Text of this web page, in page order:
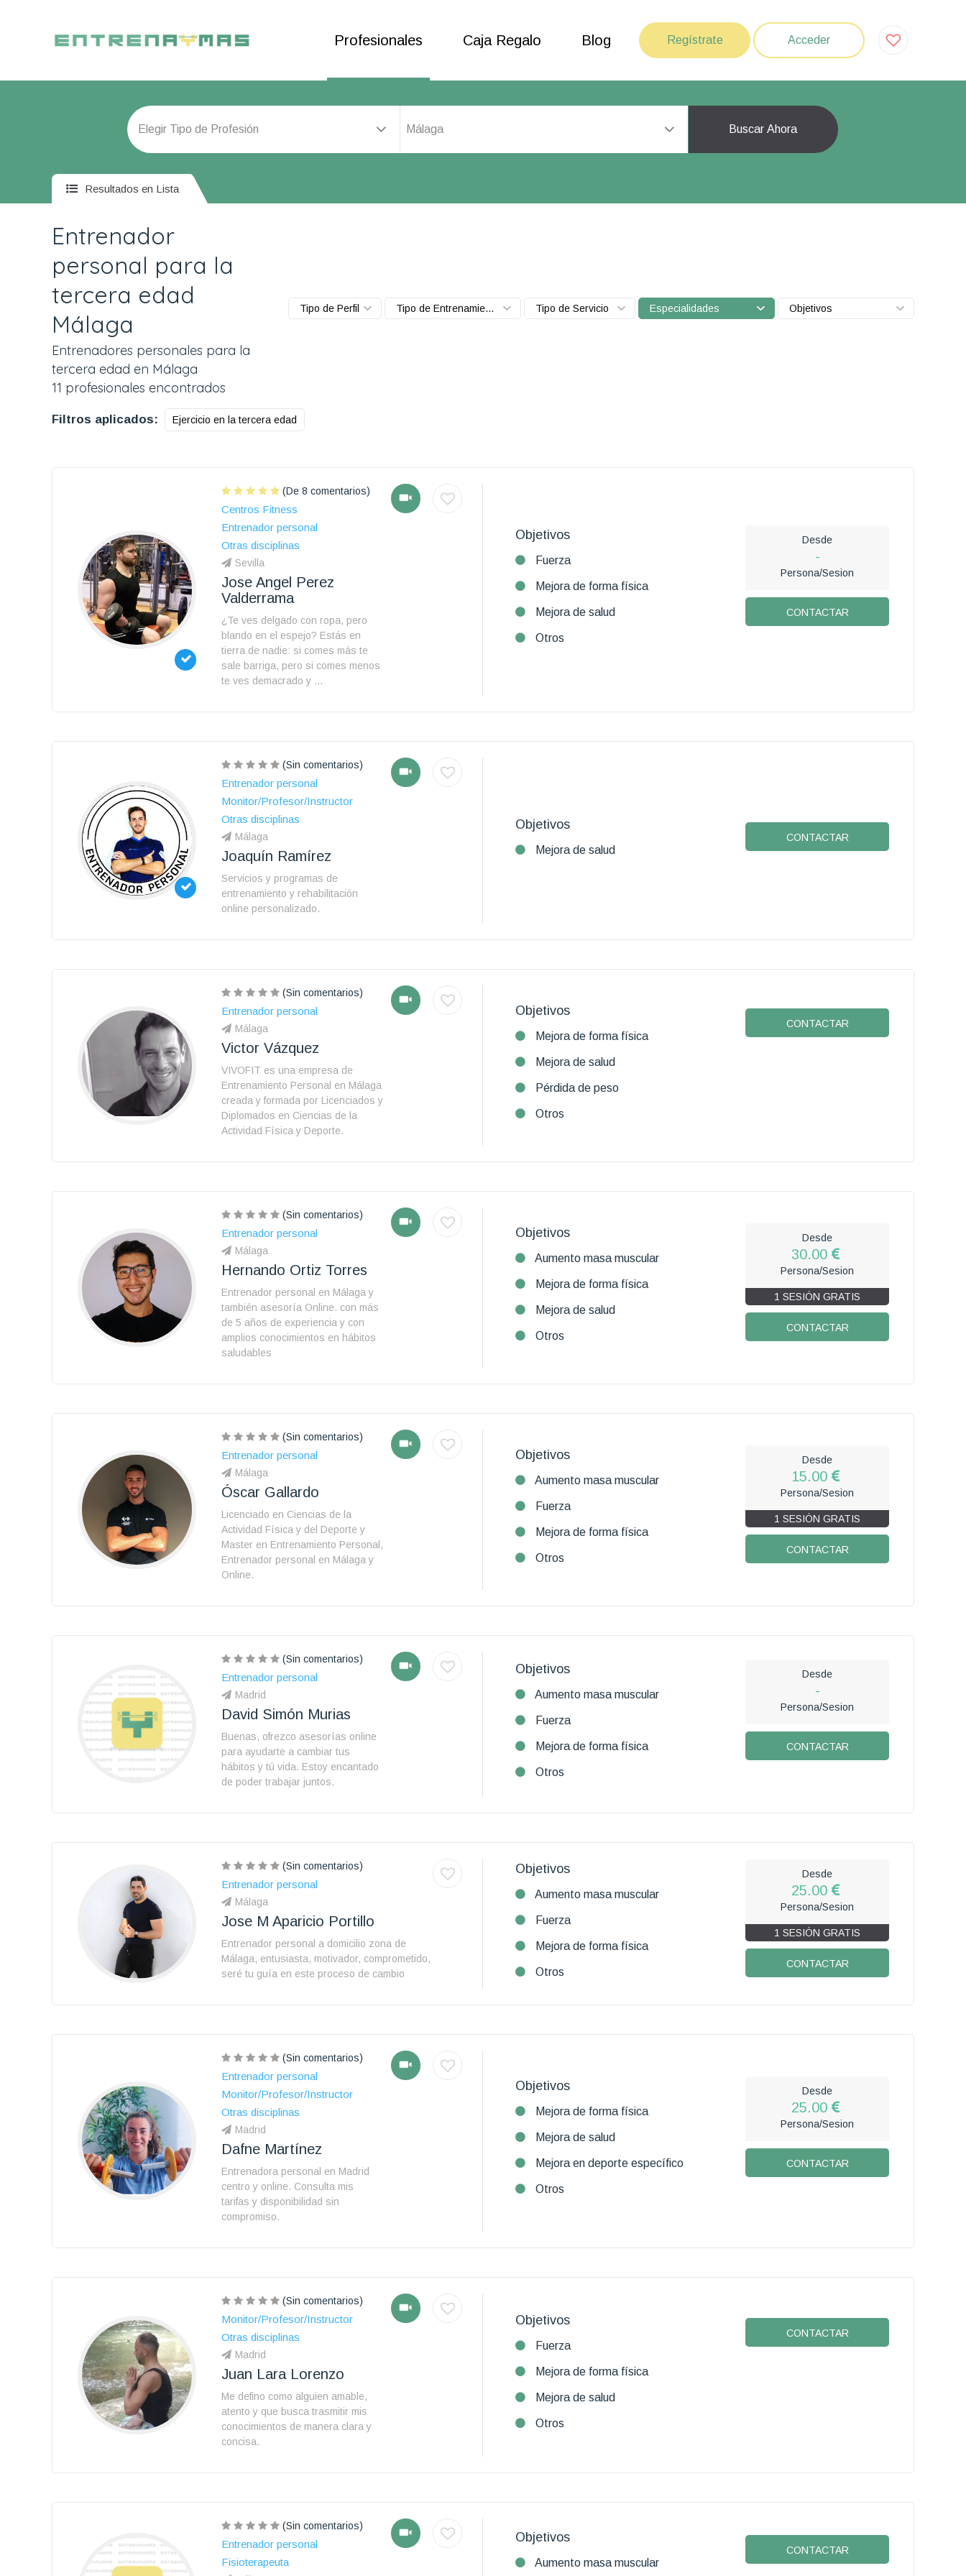
Profesionales Caja Regalo Blog Regístrate Acceder
Málaga Buscar Ahora
Resultados en Lista
Entrenador
personal para la
tercera edad
Málaga
Entrenadores personales para la
tercera edad en Málaga
11 profesionales encontrados
Tipo de Perfil Tipo de Entrenamiento Tipo de Servicio Especialidades Objetivos
Filtros aplicados: Ejercicio en la tercera edad
(De 8 comentarios)
Centros Fitness
Entrenador personal
Otras disciplinas
Sevilla
Jose Angel Perez
Valderrama
¿Te ves delgado con ropa, pero
blando en el espejo? Estás en
tierra de nadie: si comes más te
sale barriga, pero si comes menos
te ves demacrado y ...
Objetivos
Fuerza
Mejora de forma física
Mejora de salud
Otros
Desde
-
Persona/Sesion
CONTACTAR
(Sin comentarios)
Entrenador personal
Monitor/Profesor/Instructor
Otras disciplinas
Málaga
Joaquín Ramírez
Servicios y programas de
entrenamiento y rehabilitación
online personalizado.
Objetivos
Mejora de salud
CONTACTAR
(Sin comentarios)
Entrenador personal
Málaga
Victor Vázquez
VIVOFIT es una empresa de
Entrenamiento Personal en Málaga
creada y formada por Licenciados y
Diplomados en Ciencias de la
Actividad Física y Deporte.
Objetivos
Mejora de forma física
Mejora de salud
Pérdida de peso
Otros
CONTACTAR
(Sin comentarios)
Entrenador personal
Málaga
Hernando Ortiz Torres
Entrenador personal en Málaga y
también asesoría Online. con más
de 5 años de experiencia y con
amplios conocimientos en hábitos
saludables
Objetivos
Aumento masa muscular
Mejora de forma física
Mejora de salud
Otros
Desde
30.00
Persona/Sesion
1 SESIÓN GRATIS
CONTACTAR
(Sin comentarios)
Entrenador personal
Málaga
Óscar Gallardo
Licenciado en Ciencias de la
Actividad Física y del Deporte y
Master en Entrenamiento Personal,
Entrenador personal en Málaga y
Online.
Objetivos
Aumento masa muscular
Fuerza
Mejora de forma física
Otros
Desde
15.00
Persona/Sesion
1 SESIÓN GRATIS
CONTACTAR
(Sin comentarios)
Entrenador personal
Madrid
David Simón Murias
Buenas, ofrezco asesorías online
para ayudarte a cambiar tus
hábitos y tú vida. Estoy encantado
de poder trabajar juntos.
Objetivos
Aumento masa muscular
Fuerza
Mejora de forma física
Otros
Desde
-
Persona/Sesion
CONTACTAR
(Sin comentarios)
Entrenador personal
Málaga
Jose M Aparicio Portillo
Entrenador personal a domicilio zona de
Málaga, entusiasta, motivador, comprometido,
seré tu guía en este proceso de cambio
Objetivos
Aumento masa muscular
Fuerza
Mejora de forma física
Otros
Desde
25.00
Persona/Sesion
1 SESIÓN GRATIS
CONTACTAR
(Sin comentarios)
Entrenador personal
Monitor/Profesor/Instructor
Otras disciplinas
Madrid
Dafne Martínez
Entrenadora personal en Madrid
centro y online. Consulta mis
tarifas y disponibilidad sin
compromiso.
Objetivos
Mejora de forma física
Mejora de salud
Mejora en deporte específico
Otros
Desde
25.00
Persona/Sesion
CONTACTAR
(Sin comentarios)
Monitor/Profesor/Instructor
Otras disciplinas
Madrid
Juan Lara Lorenzo
Me defino como alguien amable,
atento y que busca trasmitir mis
conocimientos de manera clara y
concisa.
Objetivos
Fuerza
Mejora de forma física
Mejora de salud
Otros
CONTACTAR
(Sin comentarios)
Entrenador personal
Fisioterapeuta
Objetivos
Aumento masa muscular
CONTACTAR